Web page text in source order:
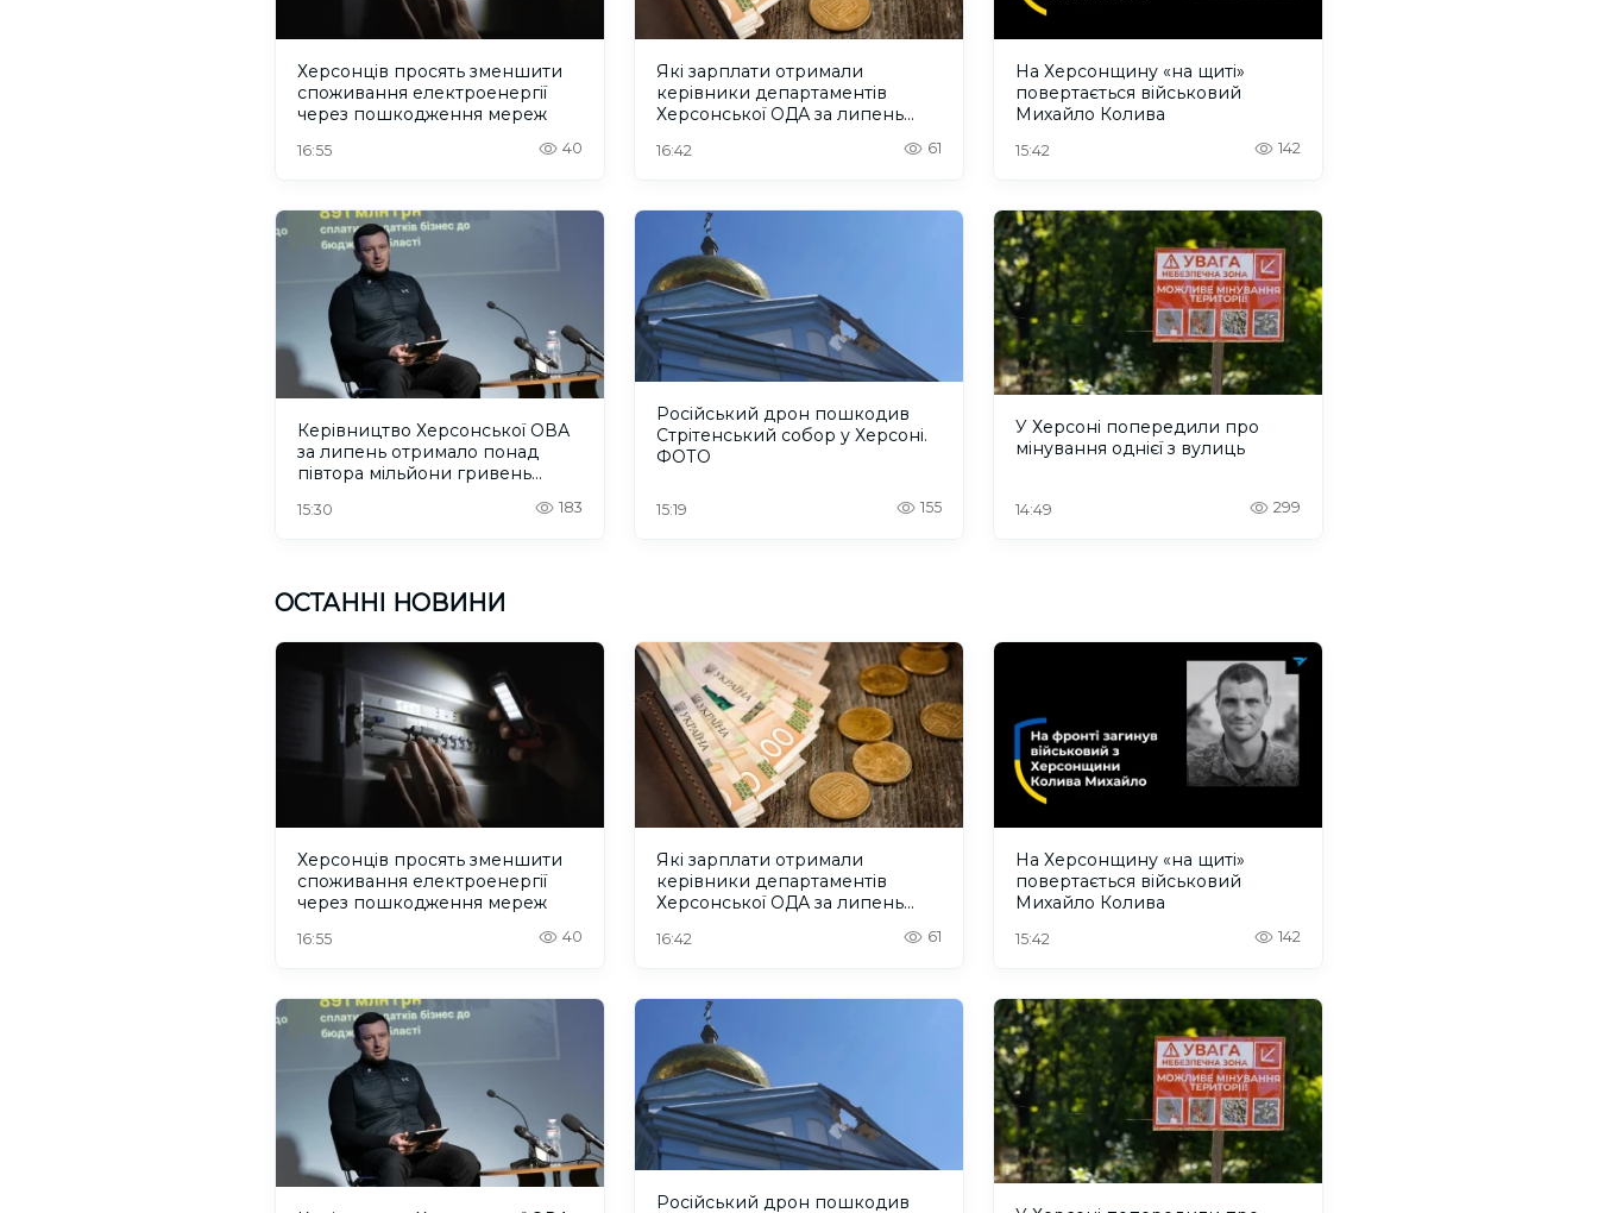
Херсонців просять зменшити
споживання електроенергії
через пошкодження мереж
16:55 40
Які зарплати отримали
керівники департаментів
Херсонської ОДА за липень
16:42 61
На Херсонщину «на щиті»
повертається військовий
Михайло Колива
15:42 142
Керівництво Херсонської ОВА
за липень отримало понад
півтора мільйони гривень
15:30 183
Російський дрон пошкодив
Стрітенський собор у Херсоні.
ФОТО
15:19 155
У Херсоні попередили про
мінування однієї з вулиць
14:49 299
ОСТАННІ НОВИНИ
Херсонців просять зменшити
споживання електроенергії
через пошкодження мереж
16:55 40
Які зарплати отримали
керівники департаментів
Херсонської ОДА за липень
16:42 61
На Херсонщину «на щиті»
повертається військовий
Михайло Колива
15:42 142
Російський дрон пошкодив